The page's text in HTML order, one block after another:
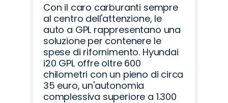
Con il caro carburanti sempre
al centro dell'attenzione, le
auto a GPL rappresentano una
soluzione per contenere le
spese di rifornimento. Hyundai
i20 GPL offre oltre 600
chilometri con un pieno di circa
35 euro, un'autonomia
complessiva superiore a 1.300